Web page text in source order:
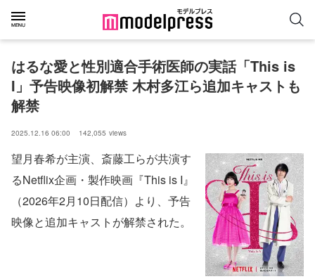
はるな愛と性別適合手術医師の実話「This is
I」予告映像初解禁 木村多江ら追加キャストも
解禁
2025.12.16 06:00 142,055 views
望月春希が主演、斎藤工らが共演す
るNetflix企画・製作映画『This is I』
（2026年2月10日配信）より、予告
映像と追加キャストが解禁された。